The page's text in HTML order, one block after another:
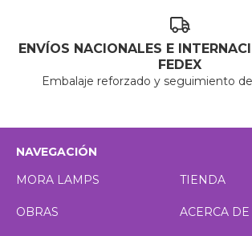
ENVÍOS NACIONALES E
FEDEX
Embalaje reforzado y seguimiento
NAVEGACIÓN
MORA LAMPS
TIENDA
OBRAS ACERCA